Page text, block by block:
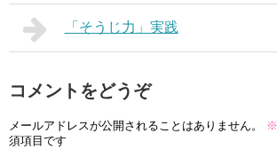
「そうじ力」実践
コメントをどうぞ
メールアドレスが公開されることはありません。 ※
須項目です